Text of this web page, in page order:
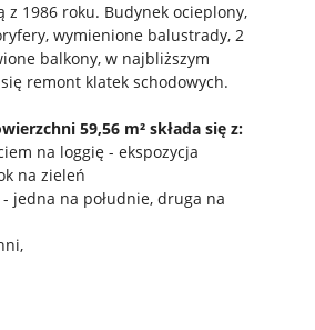
z 1986 roku. Budynek ocieplony,
wymienione balustrady, 2
balkony, w najbliższym
remont klatek schodowych.
59,56 m² składa się z:
na loggię - ekspozycja
na zieleń
jedna na południe, druga na